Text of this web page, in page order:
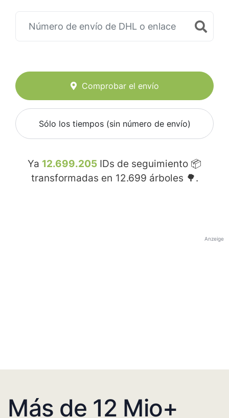
Comprobar el envío
Sólo los tiempos (sin número de envío)
Ya 12.699.205 IDs de seguimiento 📦
transformadas en 12.699 árboles 🌳.
Anzeige
Más de 12 Mio+